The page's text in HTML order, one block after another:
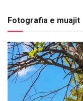
Fotografia e muajit